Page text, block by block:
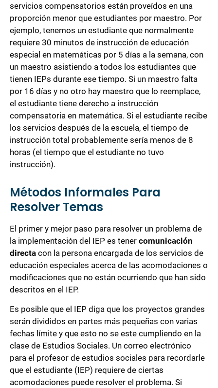
servicios compensatorios están proveídos en una
proporción menor que estudiantes por maestro. Por
ejemplo, tenemos un estudiante que normalmente
requiere 30 minutos de instrucción de educación
especial en matemáticas por 5 días a la semana, con
un maestro asistiendo a todos los estudiantes que
tienen IEPs durante ese tiempo. Si un maestro falta
por 16 días y no otro hay maestro que lo reemplace,
el estudiante tiene derecho a instrucción
compensatoria en matemática. Si el estudiante recibe
los servicios después de la escuela, el tiempo de
instrucción total probablemente sería menos de 8
horas (el tiempo que el estudiante no tuvo
instrucción).
Métodos Informales Para
Resolver Temas
El primer y mejor paso para resolver un problema de
la implementación del IEP es tener comunicación
directa con la persona encargada de los servicios de
educación especiales acerca de las acomodaciones o
modificaciones que no están ocurriendo que han sido
descritos en el IEP.
Es posible que el IEP diga que los proyectos grandes
serán divididos en partes más pequeñas con varias
fechas límite y que esto no se este cumpliendo en la
clase de Estudios Sociales. Un correo electrónico
para el profesor de estudios sociales para recordarle
que el estudiante (IEP) requiere de ciertas
acomodaciones puede resolver el problema. Si